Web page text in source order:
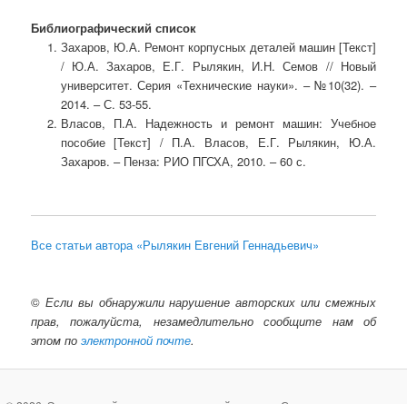
Библиографический список
Захаров, Ю.А. Ремонт корпусных деталей машин [Текст]
/ Ю.А. Захаров, Е.Г. Рылякин, И.Н. Семов // Новый
университет. Серия «Технические науки». – №10(32). –
2014. – С. 53-55.
Власов, П.А. Надежность и ремонт машин: Учебное
пособие [Текст] / П.А. Власов, Е.Г. Рылякин, Ю.А.
Захаров. – Пенза: РИО ПГСХА, 2010. – 60 с.
Все статьи автора «Рылякин Евгений Геннадьевич»
© Если вы обнаружили нарушение авторских или смежных
прав, пожалуйста, незамедлительно сообщите нам об
этом поэлектронной почте.